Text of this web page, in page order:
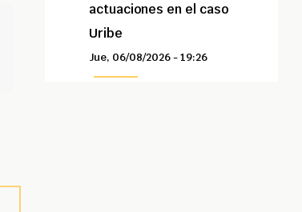
actuaciones en el caso
Uribe
Jue, 06/08/2026 - 19:26